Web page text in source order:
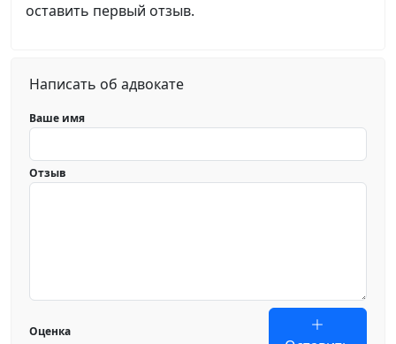
оставить первый отзыв.
Написать об адвокате
Ваше имя
Отзыв
Оценка